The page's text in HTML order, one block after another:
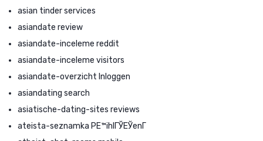
asian tinder services
asiandate review
asiandate-inceleme reddit
asiandate-inceleme visitors
asiandate-overzicht Inloggen
asiandating search
asiatische-dating-sites reviews
ateista-seznamka PЕ™ihlГЎЕЎenГ­